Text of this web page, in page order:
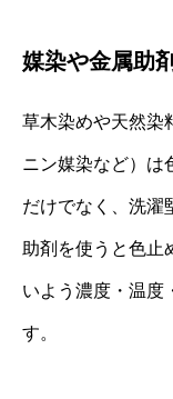
媒染や金属助
草木染めや天然染
ニン媒染など）は
だけでなく、洗濯
助剤を使うと色止
いよう濃度・温度
す。